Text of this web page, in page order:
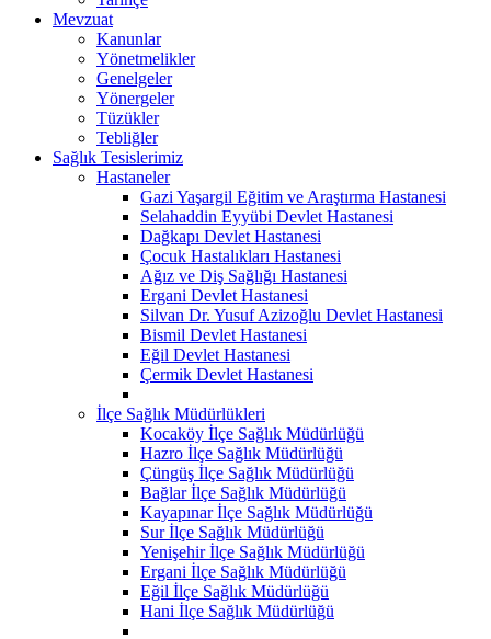
Mevzuat
Kanunlar
Yönetmelikler
Genelgeler
Yönergeler
Tüzükler
Tebliğler
Sağlık Tesislerimiz
Hastaneler
Gazi Yaşargil Eğitim ve Araştırma Hastanesi
Selahaddin Eyyübi Devlet Hastanesi
Dağkapı Devlet Hastanesi
Çocuk Hastalıkları Hastanesi
Ağız ve Diş Sağlığı Hastanesi
Ergani Devlet Hastanesi
Silvan Dr. Yusuf Azizoğlu Devlet Hastanesi
Bismil Devlet Hastanesi
Eğil Devlet Hastanesi
Çermik Devlet Hastanesi
İlçe Sağlık Müdürlükleri
Kocaköy İlçe Sağlık Müdürlüğü
Hazro İlçe Sağlık Müdürlüğü
Çüngüş İlçe Sağlık Müdürlüğü
Bağlar İlçe Sağlık Müdürlüğü
Kayapınar İlçe Sağlık Müdürlüğü
Sur İlçe Sağlık Müdürlüğü
Yenişehir İlçe Sağlık Müdürlüğü
Ergani İlçe Sağlık Müdürlüğü
Eğil İlçe Sağlık Müdürlüğü
Hani İlçe Sağlık Müdürlüğü